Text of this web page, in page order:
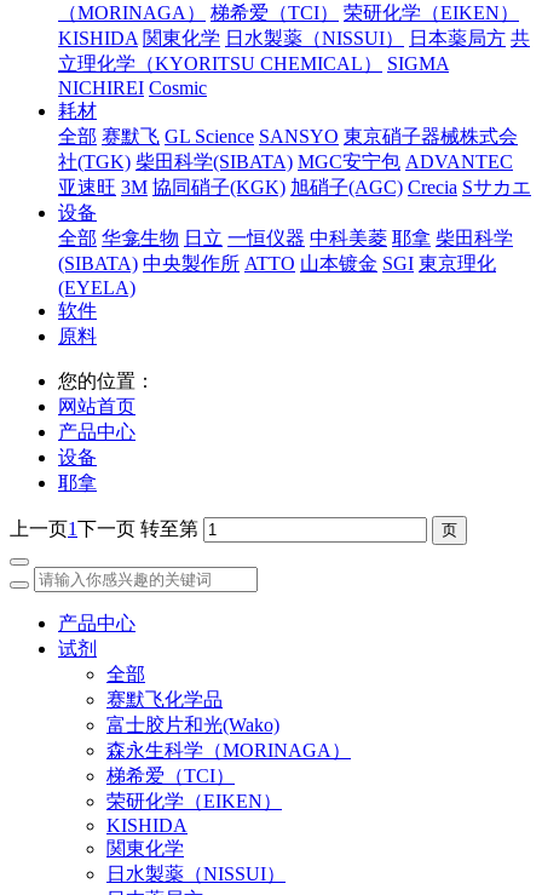
（MORINAGA）
梯希爱（TCI）
荣研化学（EIKEN）
KISHIDA 関東化学 日水製薬（NISSUI） 日本薬局方 共
立理化学（KYORITSU CHEMICAL）
SIGMA
NICHIREI Cosmic
耗材
全部 赛默飞 GL Science SANSYO 東京硝子器械株式会
社(TGK) 柴田科学(SIBATA) MGC安宁包 ADVANTEC
亚速旺 3M 協同硝子(KGK) 旭硝子(AGC) Crecia Sサカエ
设备
全部 华龛生物 日立 一恒仪器 中科美菱 耶拿 柴田科学
(SIBATA) 中央製作所 ATTO 山本镀金 SGI 東京理化
(EYELA)
软件
原料
您的位置：
网站首页
产品中心
设备
耶拿
上一页1下一页 转至第
产品中心
试剂
全部
赛默飞化学品
富士胶片和光(Wako)
森永生科学（MORINAGA）
梯希爱（TCI）
荣研化学（EIKEN）
KISHIDA
関東化学
日水製薬（NISSUI）